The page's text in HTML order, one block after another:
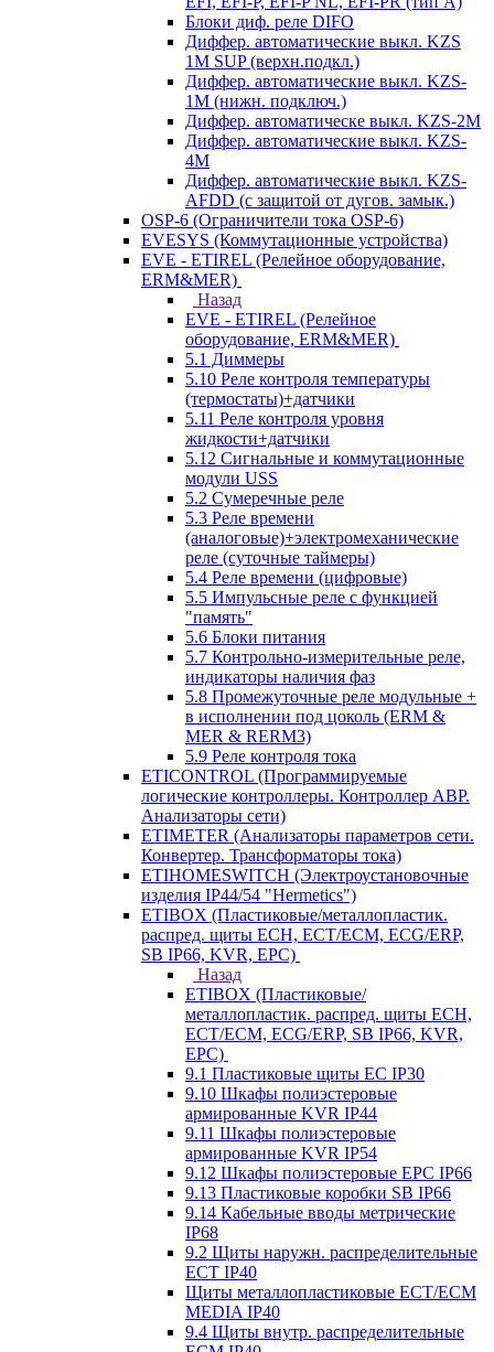
Блоки диф. реле DIFO
Диффер. автоматические выкл. KZS
1M SUP (верхн.подкл.)
Диффер. автоматические выкл. KZS-
1M (нижн. подключ.)
Диффер. автоматическе выкл. KZS-2M
Диффер. автоматические выкл. KZS-
4M
Диффер. автоматические выкл. KZS-
AFDD (с защитой от дугов. замык.)
OSP-6 (Ограничители тока OSP-6)
EVESYS (Коммутационные устройства)
EVE - ETIREL (Релейное оборудование,
ERM&MER)
Назад
EVE - ETIREL (Релейное
оборудование, ERM&MER)
5.1 Диммеры
5.10 Реле контроля температуры
(термостаты)+датчики
5.11 Реле контроля уровня
жидкости+датчики
5.12 Сигнальные и коммутационные
модули USS
5.2 Сумеречные реле
5.3 Реле времени
(аналоговые)+электромеханические
реле (суточные таймеры)
5.4 Реле времени (цифровые)
5.5 Импульсные реле с функцией
"память"
5.6 Блоки питания
5.7 Контрольно-измерительные реле,
индикаторы наличия фаз
5.8 Промежуточные реле модульные +
в исполнении под цоколь (ERM &
MER & RERM3)
5.9 Реле контроля тока
ETICONTROL (Программируемые
логические контроллеры. Контроллер АВР.
Анализаторы сети)
ETIMETER (Анализаторы параметров сети.
Конвертер. Трансформаторы тока)
ETIHOMESWITCH (Электроустановочные
изделия IP44/54 "Hermetics")
ETIBOX (Пластиковые/металлопластик.
распред. щиты ECH, ECT/ECM, ECG/ERP,
SB IP66, KVR, EPC)
Назад
ETIBOX (Пластиковые/
металлопластик. распред. щиты ECH,
ECT/ECM, ECG/ERP, SB IP66, KVR,
EPC)
9.1 Пластиковые щиты EC IP30
9.10 Шкафы полиэстеровые
армированные KVR IP44
9.11 Шкафы полиэстеровые
армированные KVR IP54
9.12 Шкафы полиэстеровые EPC IP66
9.13 Пластиковые коробки SB IP66
9.14 Кабельные вводы метрические
IP68
9.2 Щиты наружн. распределительные
ECT IP40
Щиты металлопластиковые ECT/ECM
MEDIA IP40
9.4 Щиты внутр. распределительные